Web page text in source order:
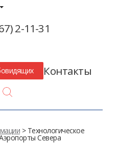
2-11-31
Контакты
> Технологическое
Севера